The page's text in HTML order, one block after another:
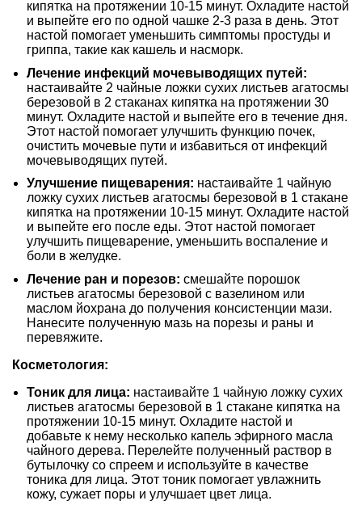
кипятка на протяжении 10-15 минут. Охладите настой
и выпейте его по одной чашке 2-3 раза в день. Этот
настой помогает уменьшить симптомы простуды и
гриппа, такие как кашель и насморк.
Лечение инфекций мочевыводящих путей:
настаивайте 2 чайные ложки сухих листьев агатосмы
березовой в 2 стаканах кипятка на протяжении 30
минут. Охладите настой и выпейте его в течение дня.
Этот настой помогает улучшить функцию почек,
очистить мочевые пути и избавиться от инфекций
мочевыводящих путей.
Улучшение пищеварения: настаивайте 1 чайную
ложку сухих листьев агатосмы березовой в 1 стакане
кипятка на протяжении 10-15 минут. Охладите настой
и выпейте его после еды. Этот настой помогает
улучшить пищеварение, уменьшить воспаление и
боли в желудке.
Лечение ран и порезов: смешайте порошок
листьев агатосмы березовой с вазелином или
маслом йохрана до получения консистенции мази.
Нанесите полученную мазь на порезы и раны и
перевяжите.
Косметология:
Тоник для лица: настаивайте 1 чайную ложку сухих
листьев агатосмы березовой в 1 стакане кипятка на
протяжении 10-15 минут. Охладите настой и
добавьте к нему несколько капель эфирного масла
чайного дерева. Перелейте полученный раствор в
бутылочку со спреем и используйте в качестве
тоника для лица. Этот тоник помогает увлажнить
кожу, сужает поры и улучшает цвет лица.